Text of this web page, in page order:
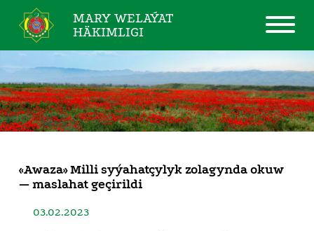
MARY WELAÝAT
HÄKIMLIGI
«Awaza» Milli syýahatçylyk zolagynda okuw
— maslahat geçirildi
03.02.2023